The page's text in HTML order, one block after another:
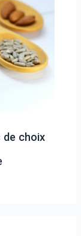
de choix